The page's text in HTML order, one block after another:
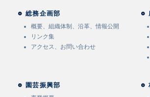
総務企画部
概要、組織体制、沿革、情報公開
リンク集
アクセス、お問い合わせ
園芸振興部